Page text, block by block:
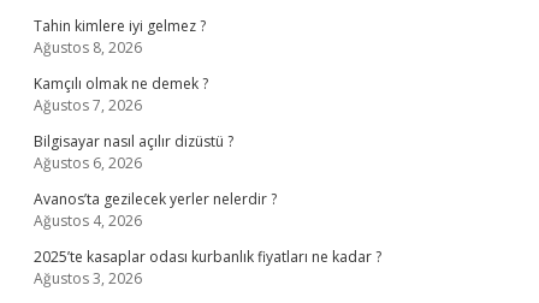
Tahin kimlere iyi gelmez ?
Ağustos 8, 2026
Kamçılı olmak ne demek ?
Ağustos 7, 2026
Bilgisayar nasıl açılır dizüstü ?
Ağustos 6, 2026
Avanos’ta gezilecek yerler nelerdir ?
Ağustos 4, 2026
2025’te kasaplar odası kurbanlık fiyatları ne kadar ?
Ağustos 3, 2026